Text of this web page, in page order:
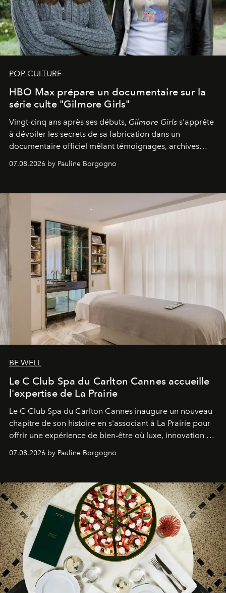
POP CULTURE
HBO Max prépare un documentaire sur la
série culte "Gilmore Girls"
Vingt-cinq ans après ses débuts, Gilmore Girls s'apprête
à dévoiler les secrets de sa fabrication dans un
documentaire officiel mêlant témoignages, archives
générationnel.
07.08.2026 by Pauline Borgogno
BE WELL
Le C Club Spa du Carlton Cannes accueille
l'expertise de La Prairie
Le C Club Spa du Carlton Cannes inaugure un nouveau
chapitre de son histoire en s'associant à La Prairie pour
offrir une expérience de bien-être où luxe, innovation et
07.08.2026 by Pauline Borgogno